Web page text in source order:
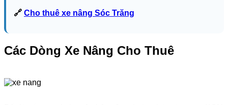
🔗 Cho thuê xe nâng Sóc Trăng
Các Dòng Xe Nâng Cho Thuê